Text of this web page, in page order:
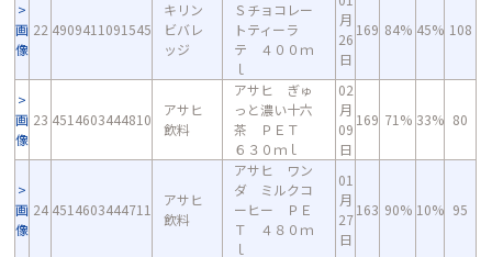
画
像
22 4909411091545
キリン
ビバレ
ッジ
Ｓチョコレー
トティーラ
テ ４００ｍ
ｌ
月
26
日
169 84% 45% 108
画
像
23 4514603444810
アサヒ
飲料
アサヒ ぎゅ
っと濃い十六
茶 ＰＥＴ
６３０ｍｌ
02
月
09
日
169 71% 33% 80
画
像
24 4514603444711
アサヒ
飲料
アサヒ ワン
ダ ミルクコ
ーヒー ＰＥ
Ｔ ４８０ｍ
ｌ
01
月
27
日
163 90% 10% 95